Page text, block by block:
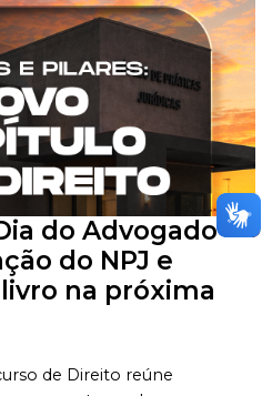
do Advogado
do NPJ e
na próxima
de Direito reúne